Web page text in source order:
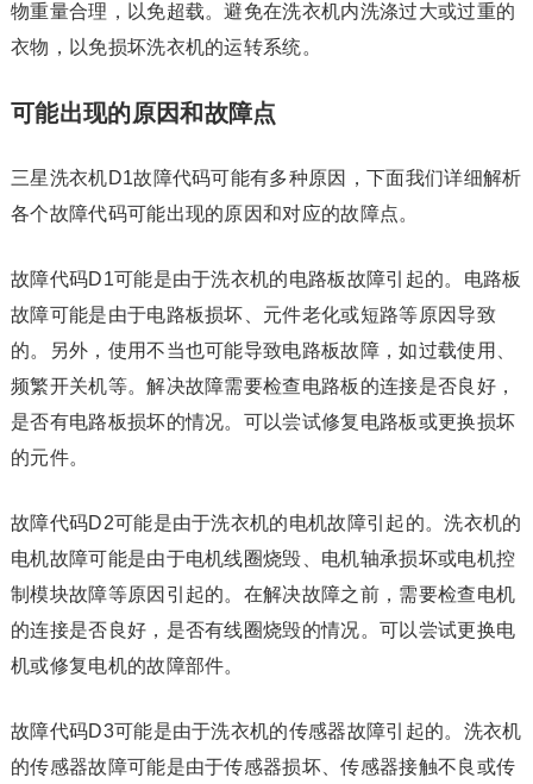
物重量合理，以免超载。避免在洗衣机内洗涤过大或过重的
衣物，以免损坏洗衣机的运转系统。
可能出现的原因和故障点
三星洗衣机D1故障代码可能有多种原因，下面我们详细解析
各个故障代码可能出现的原因和对应的故障点。
故障代码D1可能是由于洗衣机的电路板故障引起的。电路板
故障可能是由于电路板损坏、元件老化或短路等原因导致
的。另外，使用不当也可能导致电路板故障，如过载使用、
频繁开关机等。解决故障需要检查电路板的连接是否良好，
是否有电路板损坏的情况。可以尝试修复电路板或更换损坏
的元件。
故障代码D2可能是由于洗衣机的电机故障引起的。洗衣机的
电机故障可能是由于电机线圈烧毁、电机轴承损坏或电机控
制模块故障等原因引起的。在解决故障之前，需要检查电机
的连接是否良好，是否有线圈烧毁的情况。可以尝试更换电
机或修复电机的故障部件。
故障代码D3可能是由于洗衣机的传感器故障引起的。洗衣机
的传感器故障可能是由于传感器损坏、传感器接触不良或传